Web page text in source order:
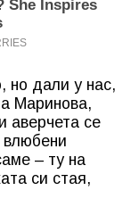
но дали у нас,
Маринова,
аверчета се
влюбени
– ту на
си стая,